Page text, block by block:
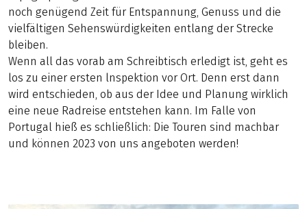
noch genügend Zeit für Entspannung, Genuss und die
vielfältigen Sehenswürdigkeiten entlang der Strecke
bleiben.
Wenn all das vorab am Schreibtisch erledigt ist, geht es
los zu einer ersten lnspektion vor Ort. Denn erst dann
wird entschieden, ob aus der Idee und Planung wirklich
eine neue Radreise entstehen kann. Im Falle von
Portugal hieß es schließlich: Die Touren sind machbar
und können 2023 von uns angeboten werden!